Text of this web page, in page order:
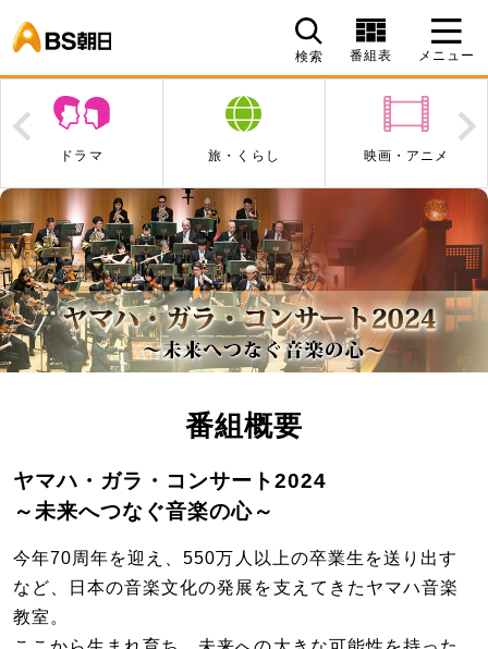
検索 番組表 メニュー
旅・くらし 映画・アニメ
Prev
番組概要
ヤマハ・ガラ・コンサート2024
～未来へつなぐ音楽の心～
今年70周年を迎え、550万人以上の卒業生を送り出す
など、日本の音楽文化の発展を支えてきたヤマハ音楽
教室。